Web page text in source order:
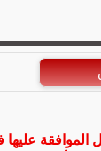
الموافقة